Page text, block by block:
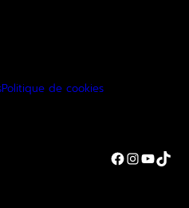
Politique de cookies
Facebook